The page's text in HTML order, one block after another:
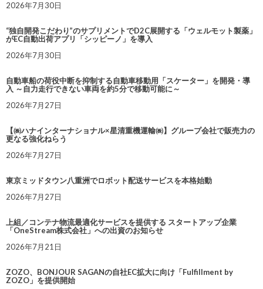
2026年7月30日
“独自開発こだわり”のサプリメントでD2C展開する「ウェルモット製薬」
がEC自動出荷アプリ「シッピーノ」を導入
2026年7月30日
自動車船の荷役中断を抑制する自動車移動用「スケーター」を開発・導
入 ～自力走行できない車両を約5分で移動可能に～
2026年7月27日
【㈱ハナインターナショナル×星清重機運輸㈱】グループ会社で販売力の
更なる強化ねらう
2026年7月27日
東京ミッドタウン八重洲でロボット配送サービスを本格始動
2026年7月27日
上組／コンテナ物流最適化サービスを提供する スタートアップ企業
「OneStream株式会社」への出資のお知らせ
2026年7月21日
ZOZO、BONJOUR SAGANの自社EC拡大に向け「Fulfillment by
ZOZO」を提供開始